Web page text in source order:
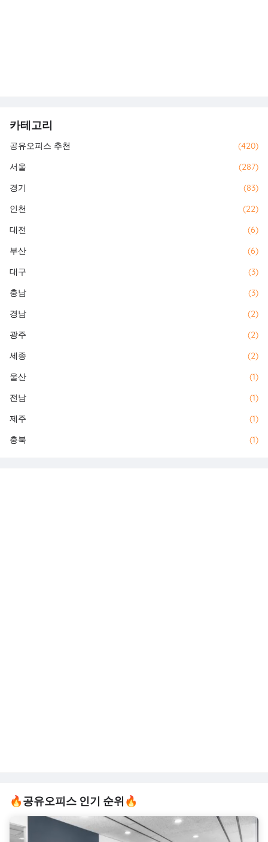
카테고리
공유오피스 추천
(420)
서울
(287)
경기
(83)
인천
(22)
대전
(6)
부산
(6)
대구
(3)
충남
(3)
경남
(2)
광주
(2)
세종
(2)
울산
(1)
전남
(1)
제주
(1)
충북
(1)
🔥공유오피스 인기 순위🔥